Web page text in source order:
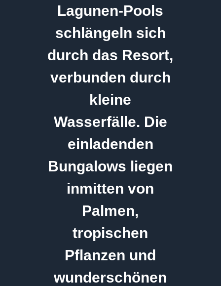
Lagunen-Pools
schlängeln sich
durch das Resort,
verbunden durch
kleine
Wasserfälle. Die
einladenden
Bungalows liegen
inmitten von
Palmen,
tropischen
Pflanzen und
wunderschönen